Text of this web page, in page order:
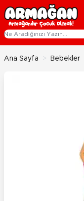
İçeriğe geç
Ana Sayfa > Bebekler